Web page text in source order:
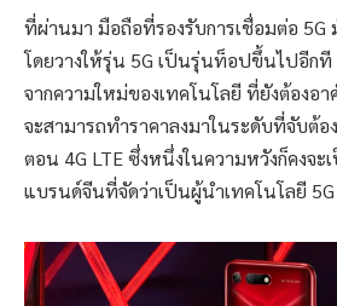
ที่ผ่านมา มือถือที่รองรับการเชื่อมต่อ
โดยวางให้รุ่น 5G เป็นรุ่นท็อปขึ้นไปอีกที
จากความใหม่ของเทคโนโลยี ที่ยังต้องอา
จะสามารถทำราคาลงมาในระดับที่จับต้
ตอน 4G LTE ซึ่งหนึ่งในความหวังก็คงจะ
แบรนด์จีนที่จัดว่าเป็นผู้นำเทคโนโลยี